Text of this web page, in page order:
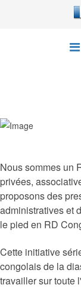
Nous sommes un
privées,
proposons des
administratives et
le pied en RD
Cette initiative
congolais de la
travailler sur toute